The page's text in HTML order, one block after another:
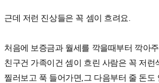
근데 저런 진상들은 꼭 셈이 흐려요.
처음에 보증금과 월세를 깍을때부터 깍아
친구건 가족이건 셈이 흐린 사람은 꼭 저런
찔러보고 푹 들어가면,그 다음부터 줄 돈도